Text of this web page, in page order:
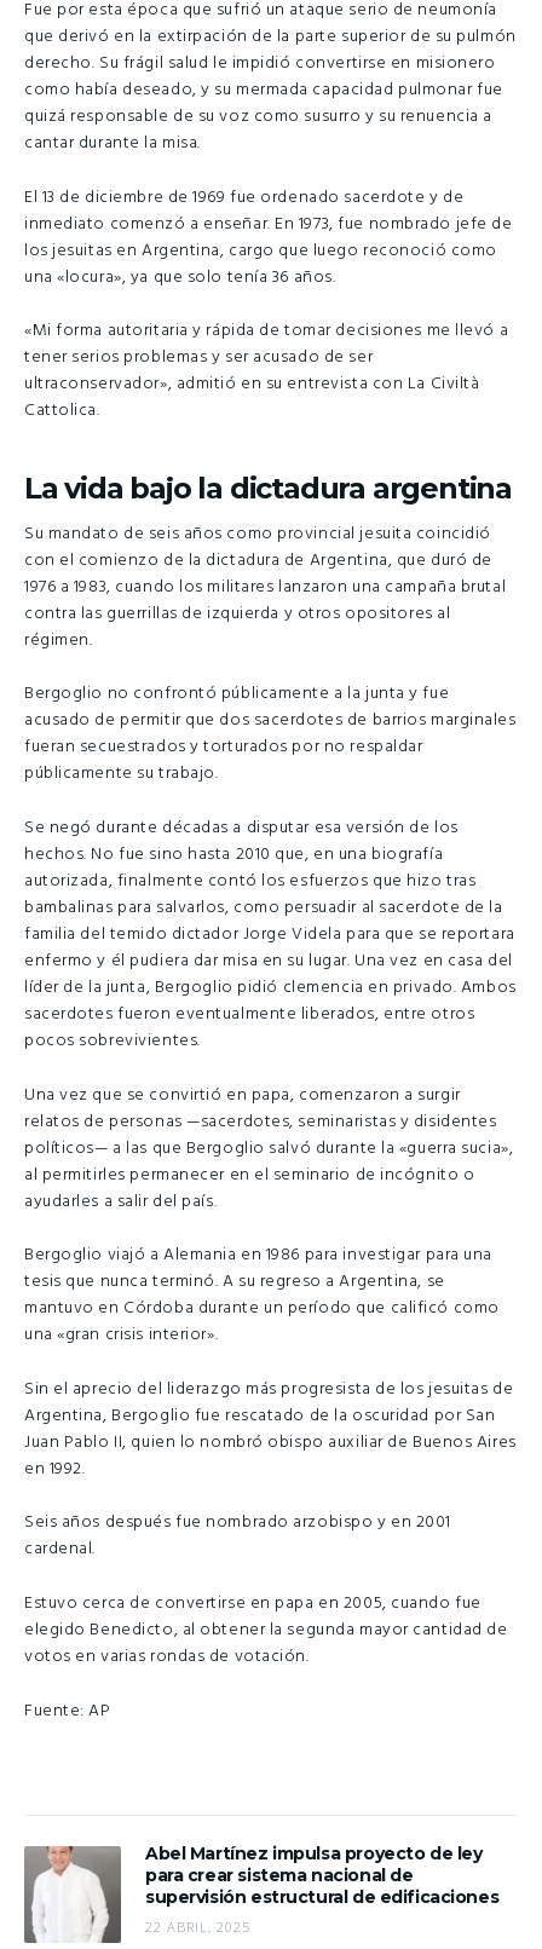
Fue por esta época que sufrió un ataque serio de neumonía
que derivó en la extirpación de la parte superior de su pulmón
derecho. Su frágil salud le impidió convertirse en misionero
como había deseado, y su mermada capacidad pulmonar fue
quizá responsable de su voz como susurro y su renuencia a
cantar durante la misa.
El 13 de diciembre de 1969 fue ordenado sacerdote y de
inmediato comenzó a enseñar. En 1973, fue nombrado jefe de
los jesuitas en Argentina, cargo que luego reconoció como
una «locura», ya que solo tenía 36 años.
«Mi forma autoritaria y rápida de tomar decisiones me llevó a
tener serios problemas y ser acusado de ser
ultraconservador», admitió en su entrevista con La Civiltà
Cattolica.
La vida bajo la dictadura argentina
Su mandato de seis años como provincial jesuita coincidió
con el comienzo de la dictadura de Argentina, que duró de
1976 a 1983, cuando los militares lanzaron una campaña brutal
contra las guerrillas de izquierda y otros opositores al
régimen.
Bergoglio no confrontó públicamente a la junta y fue
acusado de permitir que dos sacerdotes de barrios marginales
fueran secuestrados y torturados por no respaldar
públicamente su trabajo.
Se negó durante décadas a disputar esa versión de los
hechos. No fue sino hasta 2010 que, en una biografía
autorizada, finalmente contó los esfuerzos que hizo tras
bambalinas para salvarlos, como persuadir al sacerdote de la
familia del temido dictador Jorge Videla para que se reportara
enfermo y él pudiera dar misa en su lugar. Una vez en casa del
líder de la junta, Bergoglio pidió clemencia en privado. Ambos
sacerdotes fueron eventualmente liberados, entre otros
pocos sobrevivientes.
Una vez que se convirtió en papa, comenzaron a surgir
relatos de personas —sacerdotes, seminaristas y disidentes
políticos— a las que Bergoglio salvó durante la «guerra sucia»,
al permitirles permanecer en el seminario de incógnito o
ayudarles a salir del país.
Bergoglio viajó a Alemania en 1986 para investigar para una
tesis que nunca terminó. A su regreso a Argentina, se
mantuvo en Córdoba durante un período que calificó como
una «gran crisis interior».
Sin el aprecio del liderazgo más progresista de los jesuitas de
Argentina, Bergoglio fue rescatado de la oscuridad por San
Juan Pablo II, quien lo nombró obispo auxiliar de Buenos Aires
en 1992.
Seis años después fue nombrado arzobispo y en 2001
cardenal.
Estuvo cerca de convertirse en papa en 2005, cuando fue
elegido Benedicto, al obtener la segunda mayor cantidad de
votos en varias rondas de votación.
Fuente: AP
Abel Martínez impulsa proyecto de ley
para crear sistema nacional de
supervisión estructural de edificaciones
22 ABRIL, 2025